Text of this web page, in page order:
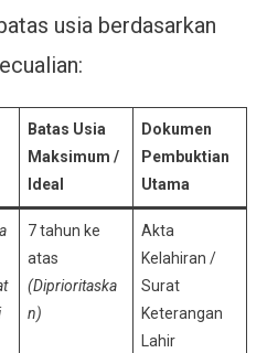
usia berdasarkan
Batas Usia
Maksimum /
Ideal
Dokumen
Pembuktian
Utama
7 tahun ke
atas
(Diprioritaska
n)
Akta
Kelahiran /
Surat
Keterangan
Lahir